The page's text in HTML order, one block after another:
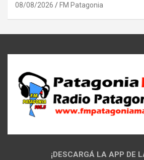
08/08/2026 FM Patagonia
¡DESCARGÁ LA APP DE